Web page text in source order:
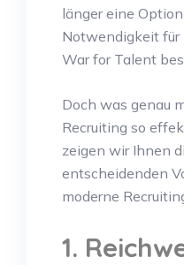
länger eine
Notwendigkeit für
War for Talent
Doch was genau
Recruiting so
zeigen wir Ihnen
entscheidenden
moderne
1.